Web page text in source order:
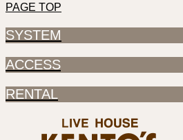
PAGE TOP
SYSTEM
ACCESS
RENTAL